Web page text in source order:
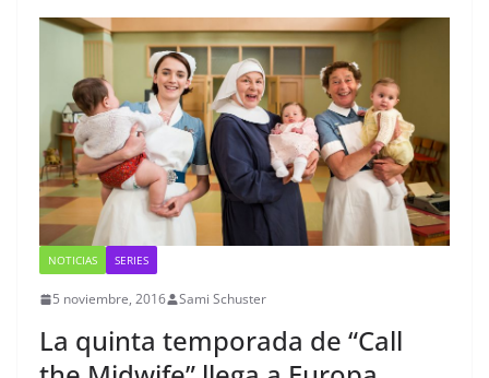
NOTICIAS SERIES
5 noviembre, 2016 Sami Schuster
La quinta temporada de “Call